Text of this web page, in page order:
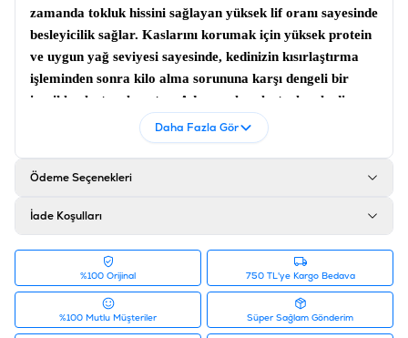
zamanda tokluk hissini sağlayan yüksek lif oranı sayesinde
besleyicilik sağlar. Kaslarını korumak için yüksek protein
ve uygun yağ seviyesi sayesinde, kedinizin kısırlaştırma
işleminden sonra kilo alma sorununa karşı dengeli bir
içerikle oluşturulmuştur.
Advance kısırlaştırılmış kedi
, hassas sindirime sahip kediler için tam ve özel
İçerik
Somon Proteinleri, Buğday, Hayvansal Yağlar, Buğday
Proteini, Mısır Protein Hidrolizat, Pancar Küspesi,
Potasyum Klorür, Plazma Proteinleri %4, Ünulin %4,
Doğa Polifenoller %.01
Katkı Maddeleri
Daha Fazla Gör
Ödeme Seçenekleri
İade Koşulları
%100 Orijinal 750 TL'ye Kargo Bedava
%100 Mutlu Müşteriler Süper Sağlam Gönderim